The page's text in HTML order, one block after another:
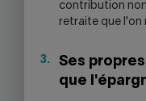
contribution
retraite que l'on
Ses
que